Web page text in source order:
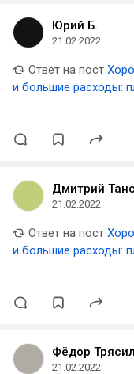
Юрий Б.
21.02.2022
Ответ на пост
и большие расходы:
Дмитрий
21.02.2022
Ответ на пост
и большие расходы:
Фёдор
21.02.2022